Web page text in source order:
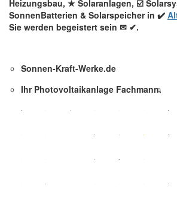
Heizungsbau, ★ Solaranlagen, ☑️
SonnenBatterien & Solarspeicher in ✔️
Sie werden begeistert sein ✉ ✔.
Sonnen-Kraft-Werke.de
Ihr Photovoltaikanlage Fachmann.